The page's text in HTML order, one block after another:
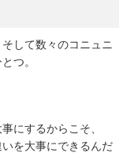
して数々のコニュニ
つ。
にするからこそ、
いを大事にできるんだ